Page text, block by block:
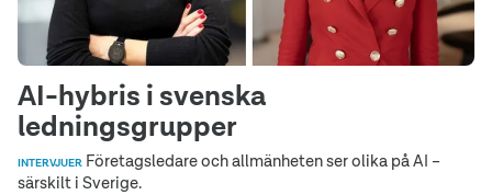
AI-hybris i svenska
ledningsgrupper
INTERVJUER Företagsledare och allmänheten ser olika på AI –
särskilt i Sverige.